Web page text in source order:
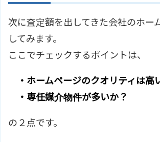
次に査定額を出してきた会社のホー
してみます。
ここでチェックするポイントは、
・ホームページのクオリティは高
・専任媒介物件が多いか？
の２点です。